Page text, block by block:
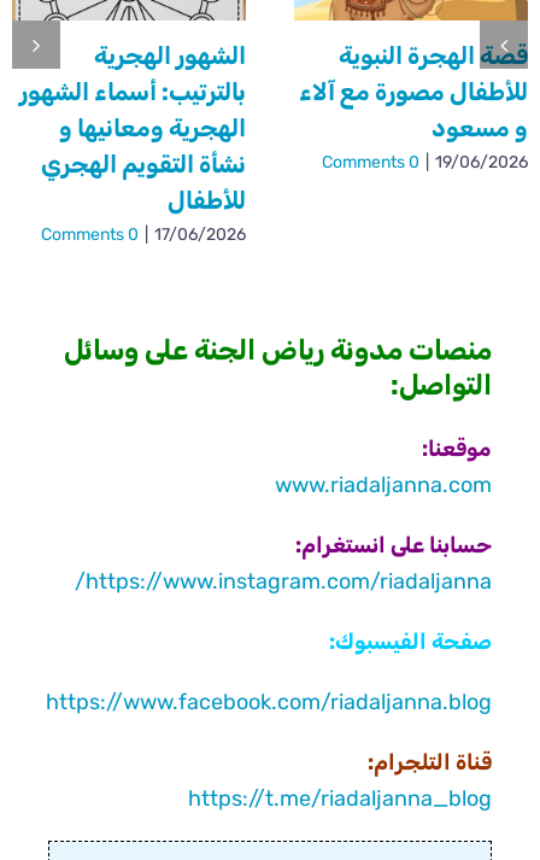
قصة الهجرة النبوية
للأطفال مصورة مع آلاء
و مسعود
19/06/2026
0 Comments
الشهور الهجرية
بالترتيب: أسماء الشهور
الهجرية ومعانيها و
نشأة التقويم الهجري
للأطفال
17/06/2026
0 Comments
منصات مدونة رياض الجنة على وسائل
التواصل:
موقعنا:
www.riadaljanna.com
حسابنا على انستغرام:
https://www.instagram.com/riadaljanna/
صفحة الفيسبوك:
https://www.facebook.com/riadaljanna.blog
قناة التلجرام:
https://t.me/riadaljanna_blog